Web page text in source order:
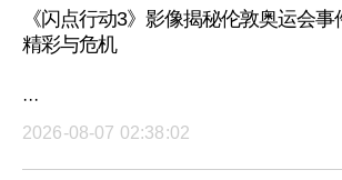
《闪点行动3》影像揭秘伦敦奥运会
精彩与危机
···
2026-08-07 02:38:02